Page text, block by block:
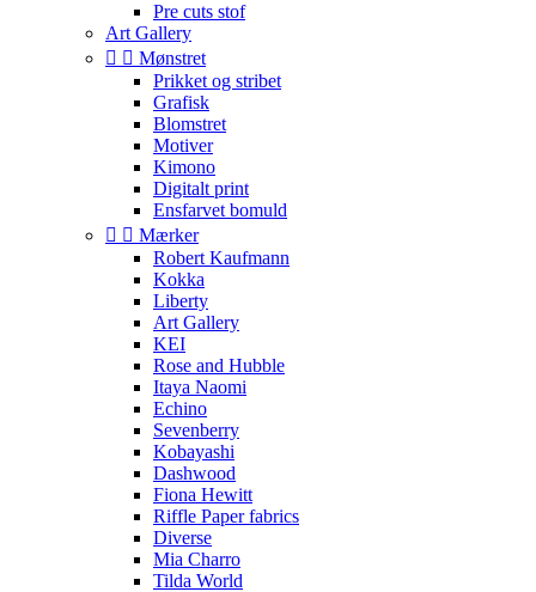
Pre cuts stof
Art Gallery
  Mønstret
Prikket og stribet
Grafisk
Blomstret
Motiver
Kimono
Digitalt print
Ensfarvet bomuld
  Mærker
Robert Kaufmann
Kokka
Liberty
Art Gallery
KEI
Rose and Hubble
Itaya Naomi
Echino
Sevenberry
Kobayashi
Dashwood
Fiona Hewitt
Riffle Paper fabrics
Diverse
Mia Charro
Tilda World